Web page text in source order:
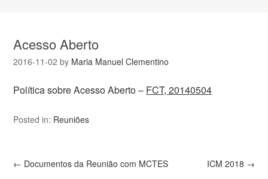
Acesso Aberto
2016-11-02 by Maria Manuel Clementino
Política sobre Acesso Aberto – FCT, 20140504
Posted in: Reuniões
← Documentos da Reunião com MCTES ICM 2018 →